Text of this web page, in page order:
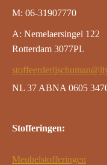
M: 06-31907770
A: Nemelaersingel 122
Rotterdam 3077PL
NL 37 ABNA 0605
Stofferingen:
Meubelstofferingen